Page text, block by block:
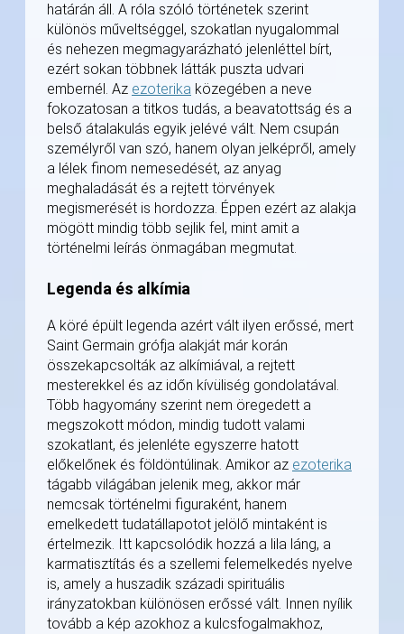
határán áll. A róla szóló történetek szerint
különös műveltséggel, szokatlan nyugalommal
és nehezen megmagyarázható jelenléttel bírt,
ezért sokan többnek látták puszta udvari
embernél. Az ezoterika közegében a neve
fokozatosan a titkos tudás, a beavatottság és a
belső átalakulás egyik jelévé vált. Nem csupán
személyről van szó, hanem olyan jelképről, amely
a lélek finom nemesedését, az anyag
meghaladását és a rejtett törvények
megismerését is hordozza. Éppen ezért az alakja
mögött mindig több sejlik fel, mint amit a
történelmi leírás önmagában megmutat.
Legenda és alkímia
A köré épült legenda azért vált ilyen erőssé, mert
Saint Germain grófja alakját már korán
összekapcsolták az alkímiával, a rejtett
mesterekkel és az időn kívüliség gondolatával.
Több hagyomány szerint nem öregedett a
megszokott módon, mindig tudott valami
szokatlant, és jelenléte egyszerre hatott
előkelőnek és földöntúlinak. Amikor az ezoterika
tágabb világában jelenik meg, akkor már
nemcsak történelmi figuraként, hanem
emelkedett tudatállapotot jelölő mintaként is
értelmezik. Itt kapcsolódik hozzá a lila láng, a
karmatisztítás és a szellemi felemelkedés nyelve
is, amely a huszadik századi spirituális
irányzatokban különösen erőssé vált. Innen nyílik
tovább a kép azokhoz a kulcsfogalmakhoz,